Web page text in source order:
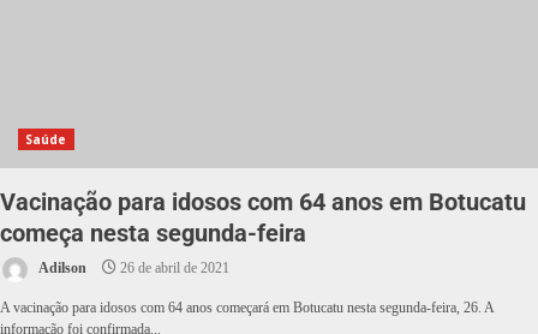
Saúde
Vacinação para idosos com 64 anos em Botucatu
começa nesta segunda-feira
Adilson 26 de abril de 2021
A vacinação para idosos com 64 anos começará em Botucatu nesta segunda-feira, 26. A
informação foi confirmada...